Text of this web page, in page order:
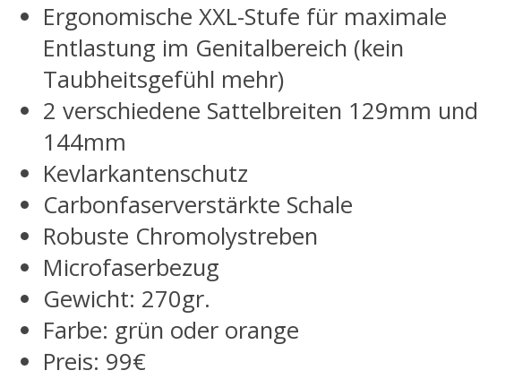
Ergonomische XXL-Stufe für maximale
Entlastung im Genitalbereich (kein
Taubheitsgefühl mehr)
2 verschiedene Sattelbreiten 129mm und
144mm
Kevlarkantenschutz
Carbonfaserverstärkte Schale
Robuste Chromolystreben
Microfaserbezug
Gewicht: 270gr.
Farbe: grün oder orange
Preis: 99€